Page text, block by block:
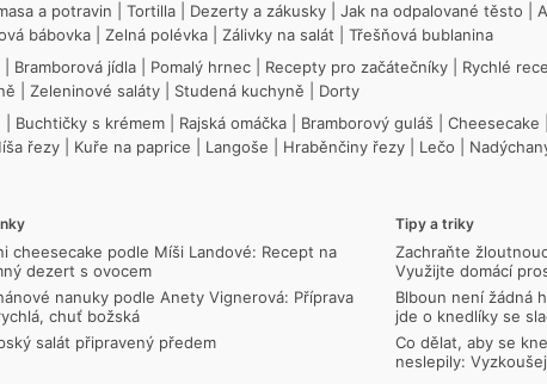
a potravin Tortilla Dezerty a zákusky Jak na odpalované těsto
bábovka Zelná polévka Zálivky na salát Třešňová bublanina
Bramborová jídla Pomalý hrnec Recepty pro začátečníky Rychlé
Zeleninové saláty Studená kuchyně Dorty
Buchtičky s krémem Rajská omáčka Bramborový guláš Cheesecake
řezy Kuře na paprice Langoše Hraběnčiny řezy Lečo
cheesecake podle Míši Landové: Recept na
dezert s ovocem
nanuky podle Anety Vignerová: Příprava
chuť božská
salát připravený předem
Tipy a triky
Zachraňte
Využijte domácí
Blboun není žádná
jde o knedlíky se
Co dělat, aby se
neslepily: